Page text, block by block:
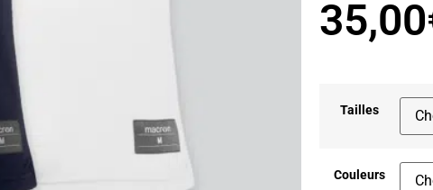
35,00
Tailles
Couleurs